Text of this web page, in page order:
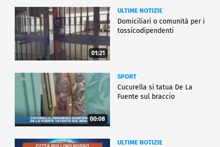
01:21
ULTIME NOTIZIE
Domiciliari o comunità per i
tossicodipendenti
00:08
SPORT
Cucurella si tatua De La
Fuente sul braccio
ULTIME NOTIZIE